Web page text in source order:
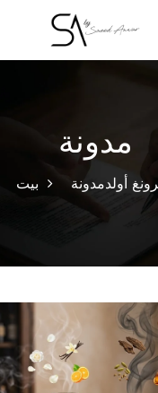
مدونة
بيت مدونةأولد